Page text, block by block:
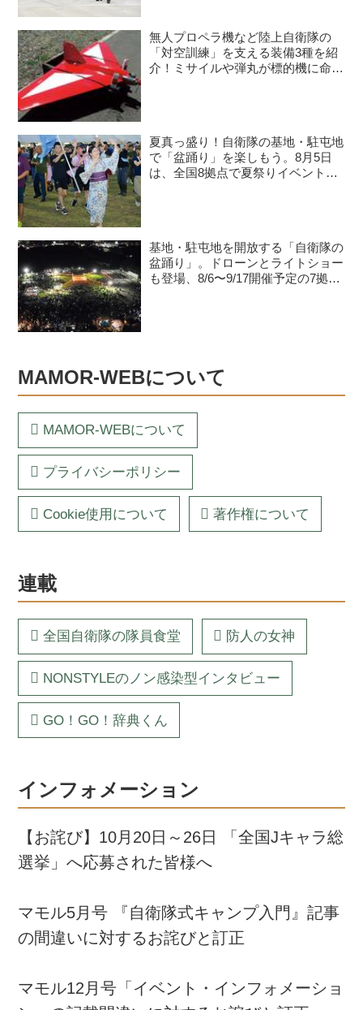
無人プロペラ機など陸上自衛隊の
「対空訓練」を支える装備3種を紹
介！ミサイルや弾丸が標的機に命中
夏真っ盛り！自衛隊の基地・駐屯地
で「盆踊り」を楽しもう。8月5日
は、全国8拠点で夏祭りイベントが
基地・駐屯地を開放する「自衛隊の
盆踊り」。ドローンとライトショー
も登場、8/6〜9/17開催予定の7拠点
MAMOR-WEBについて
MAMOR-WEBについて
プライバシーポリシー
Cookie使用について 著作権について
連載
全国自衛隊の隊員食堂 防人の女神
NONSTYLEのノン感染型インタビュー
GO！GO！辞典くん
インフォメーション
【お詫び】10月20日～26日 「全国Jキャラ総
選挙」へ応募された皆様へ
マモル5月号 『自衛隊式キャンプ入門』記事
の間違いに対するお詫びと訂正
マモル12月号「イベント・インフォメーショ